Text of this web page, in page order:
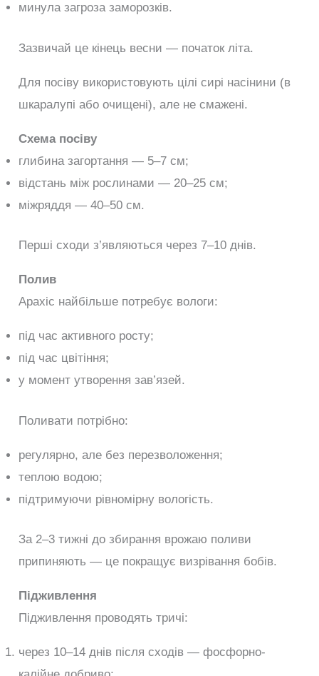
минула загроза заморозків.
Зазвичай це кінець весни — початок літа.
Для посіву використовують цілі сирі насінини (в
шкаралупі або очищені), але не смажені.
Схема посіву
глибина загортання — 5–7 см;
відстань між рослинами — 20–25 см;
міжряддя — 40–50 см.
Перші сходи з’являються через 7–10 днів.
Полив
Арахіс найбільше потребує вологи:
під час активного росту;
під час цвітіння;
у момент утворення зав’язей.
Поливати потрібно:
регулярно, але без перезволоження;
теплою водою;
підтримуючи рівномірну вологість.
За 2–3 тижні до збирання врожаю поливи
припиняють — це покращує визрівання бобів.
Підживлення
Підживлення проводять тричі:
через 10–14 днів після сходів — фосфорно-